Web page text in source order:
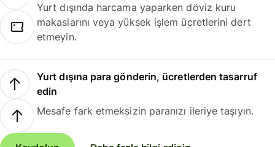
Yurt dışında harcama yaparken döviz kuru
makaslarını veya yüksek işlem ücretlerini dert
etmeyin.
Yurt dışına para gönderin, ücretlerden tasarruf
edin
Mesafe fark etmeksizin paranızı ileriye taşıyın.